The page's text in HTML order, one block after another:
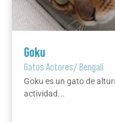
Goku
Gatos Actores/Bengalí
Goku es un gato de
actividad...